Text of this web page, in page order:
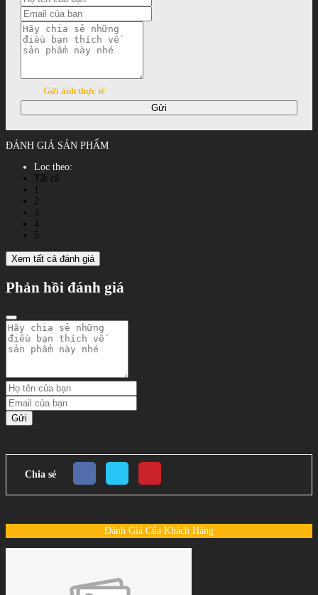
Gửi ảnh thực tế
Gửi
ĐÁNH GIÁ SẢN PHẨM
Lọc theo:
Tất cả
2
3
4
5
Xem tất cả đánh giá
Phản hồi đánh giá
Gửi
Chia sẻ
Đánh Giá Của Khách Hàng